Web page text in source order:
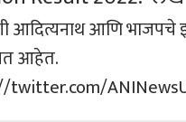
आदित्यनाथ आणि
आहेत.